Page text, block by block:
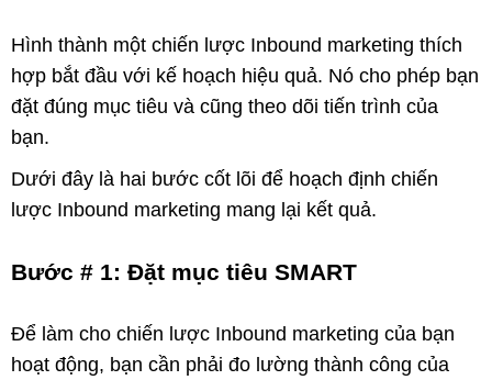
Hình thành một chiến lược Inbound marketing thích
hợp bắt đầu với kế hoạch hiệu quả. Nó cho phép bạn
đặt đúng mục tiêu và cũng theo dõi tiến trình của
bạn.
Dưới đây là hai bước cốt lõi để hoạch định chiến
lược Inbound marketing mang lại kết quả.
Bước # 1: Đặt mục tiêu SMART
Để làm cho chiến lược Inbound marketing của bạn
hoạt động, bạn cần phải đo lường thành công của